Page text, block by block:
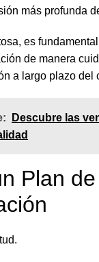
más profunda
es
de manera
a largo plazo del
Descubre las
Plan de